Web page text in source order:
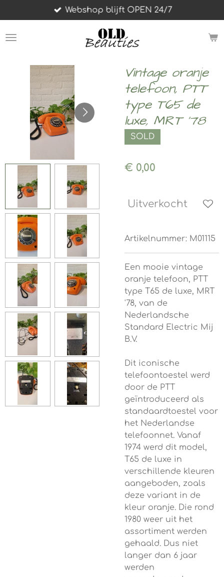
direct
naar
Webshop blijft OPEN 24/7
Vintage oranje
telefoon, PTT
type T65 de
luxe, MRT '78
SOLD
€ 0,00
Uitverkocht
Artikelnummer: M01115
Een mooie vintage
oranje telefoon, PTT
type T65 de luxe, MRT
'78, van de
Nederlandsche
Standard Electric Mij
B.V.
Dit iconische
telefoontoestel werd
door de PTT
geïntroduceerd als
standaardtoestel voor
het Nederlandse
telefoonnet. Vanaf
1974 werd dit model,
T65 de luxe in
verschillende kleuren
aangeboden, zoals
deze variant in de
kleur oranje. Die rond
1980 weer uit het
assortiment werden
gehaald. Dus niet
langer dan 6 jaar
werden